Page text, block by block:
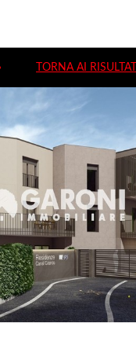
TORNA AI RISULTATI